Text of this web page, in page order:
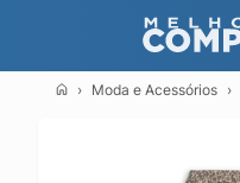
Moda e Acessórios